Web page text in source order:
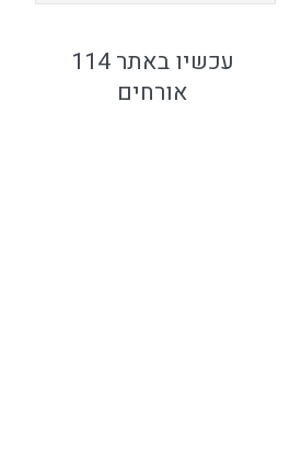
עכשיו באתר 114
אורחים